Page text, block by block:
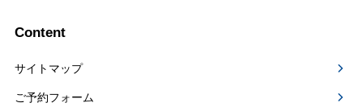
Content
サイトマップ
ご予約フォーム